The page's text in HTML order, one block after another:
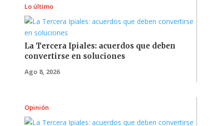
Lo último
La Tercera Ipiales: acuerdos que deben
convertirse en soluciones
Ago 8, 2026
Opinión